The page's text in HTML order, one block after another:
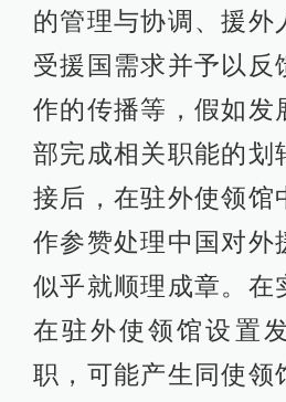
的管理与协调、援外
受援国需求并予以反
作的传播等，假如发
部完成相关职能的划
接后，在驻外使领馆
作参赞处理中国对外
似乎就顺理成章。在
在驻外使领馆设置
职，可能产生同使领